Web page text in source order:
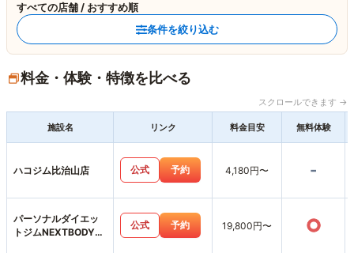
すべての店舗 / おすすめ順
条件を絞り込む
料金・体験・特徴を比べる
スクロールできます →
施設名 リンク 料金目安 無料体験
ハコジム比治山店 公式 予約 4,180円〜 -
パーソナルダイエッ
トジムNEXTBODY広
公式 予約 19,800円〜 ○